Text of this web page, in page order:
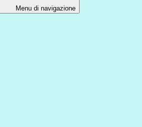
Menu di navigazione